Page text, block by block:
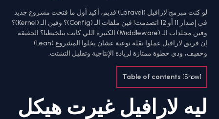
لو كنت مبرمج لارافيل (Laravel) قديم، أكيد أول ما فتحت مشروع جديد
في إصدار 11 أو 12 اتصدمت! فين ملفات الـ (Config)؟ وفين الـ (Kernel)؟
وفين مجلدات الـ (Middleware) الكتيرة اللي كانت بتلخبطنا؟ الحقيقة
إن فريق لارافيل عملوا نقلة نوعية عشان يخلوا المشروع (Lean)
وخفيف، ودي خطوة ممتازة لزيادة الإنتاجية وتقليل التشتت.
Table of contents [Show]
ليه لارافيل غيرت هيكل